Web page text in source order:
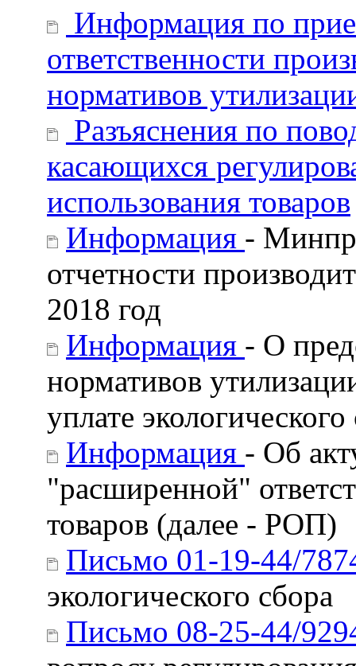
Информация по
ответственности
нормативов
Разъяснения по
касающихся
использования товаров
Информация -
отчетности
2018 год
Информация - О
нормативов
уплате экологического
Информация - Об
"расширенной"
товаров (далее - РОП)
Письмо 01-19-44/
экологического сбора
Письмо 08-25-44/